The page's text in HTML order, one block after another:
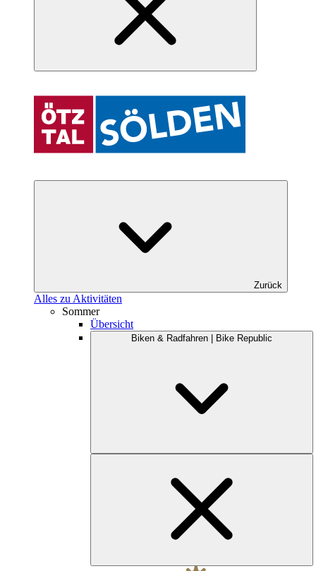
Zurück
Alles zu Aktivitäten
Sommer
Übersicht
Biken & Radfahren | Bike Republic